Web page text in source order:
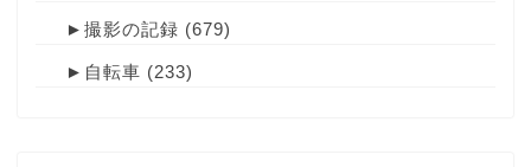
► 撮影の記録 (679)
► 自転車 (233)